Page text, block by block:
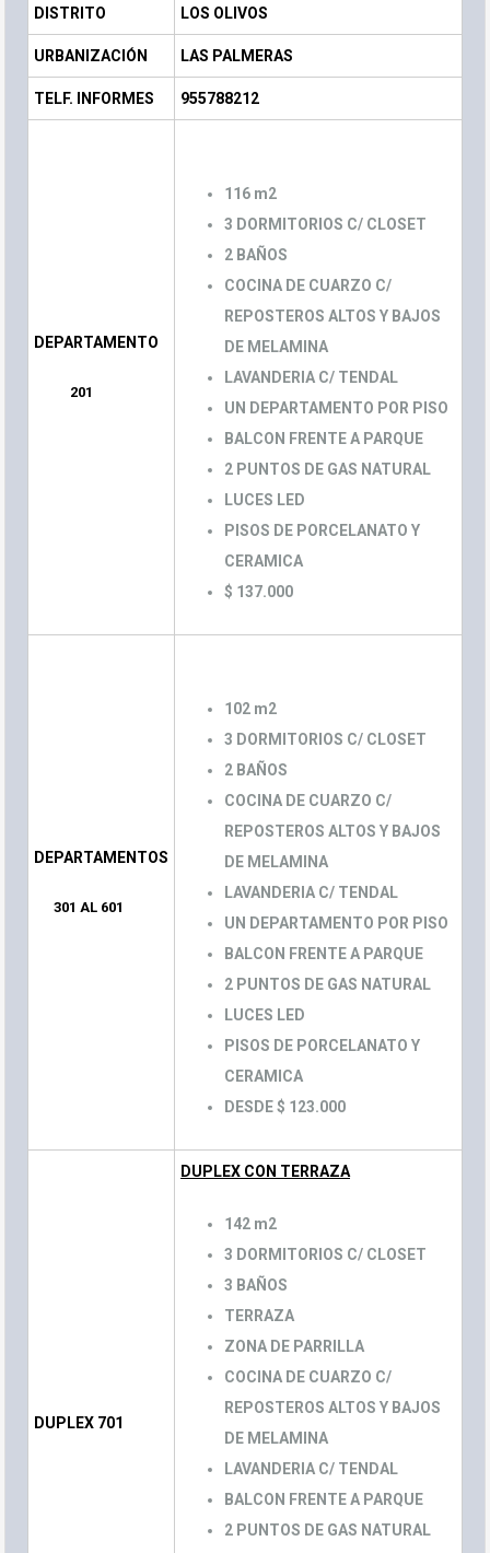
DISTRITO LOS OLIVOS
URBANIZACIÓN LAS PALMERAS
TELF. INFORMES 955788212
DEPARTAMENTO
201
116 m2
3 DORMITORIOS C/ CLOSET
2 BAÑOS
COCINA DE CUARZO C/
REPOSTEROS ALTOS Y BAJOS
DE MELAMINA
LAVANDERIA C/ TENDAL
UN DEPARTAMENTO POR PISO
BALCON FRENTE A PARQUE
2 PUNTOS DE GAS NATURAL
LUCES LED
PISOS DE PORCELANATO Y
CERAMICA
$ 137.000
DEPARTAMENTOS
301 AL 601
102 m2
3 DORMITORIOS C/ CLOSET
2 BAÑOS
COCINA DE CUARZO C/
REPOSTEROS ALTOS Y BAJOS
DE MELAMINA
LAVANDERIA C/ TENDAL
UN DEPARTAMENTO POR PISO
BALCON FRENTE A PARQUE
2 PUNTOS DE GAS NATURAL
LUCES LED
PISOS DE PORCELANATO Y
CERAMICA
DESDE $ 123.000
DUPLEX 701
DUPLEX CON TERRAZA
142 m2
3 DORMITORIOS C/ CLOSET
3 BAÑOS
TERRAZA
ZONA DE PARRILLA
COCINA DE CUARZO C/
REPOSTEROS ALTOS Y BAJOS
DE MELAMINA
LAVANDERIA C/ TENDAL
BALCON FRENTE A PARQUE
2 PUNTOS DE GAS NATURAL